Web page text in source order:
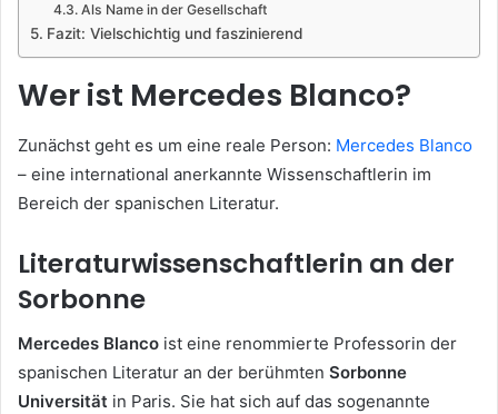
Als Name in der Gesellschaft
Fazit: Vielschichtig und faszinierend
Wer ist Mercedes Blanco?
Zunächst geht es um eine reale Person: Mercedes Blanco
– eine international anerkannte Wissenschaftlerin im
Bereich der spanischen Literatur.
Literaturwissenschaftlerin an der
Sorbonne
Mercedes Blanco ist eine renommierte Professorin der
spanischen Literatur an der berühmten Sorbonne
Universität in Paris. Sie hat sich auf das sogenannte